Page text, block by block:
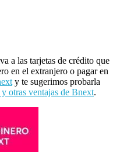
a las tarjetas de crédito que
en el extranjero o pagar en
y te sugerimos probarla
otras ventajas de Bnext.